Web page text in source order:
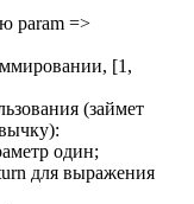
param =>
[1,
(займет
один;
для выражения